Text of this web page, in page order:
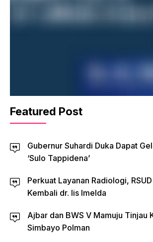
Featured Post
Gubernur Suhardi Duka Dapat
‘Sulo Tappidena’
Perkuat Layanan Radiologi,
Kembali dr. Iis Imelda
Ajbar dan BWS V Mamuju Tinjau
Simbayo Polman